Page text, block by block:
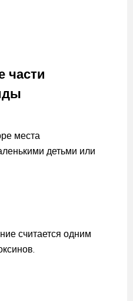
части
места
детьми или
считается одним